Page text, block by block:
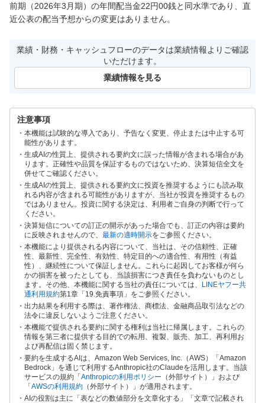
前期（2026年3月期）の年間配当金22円00銭と同水準であり、直
近公表の配当予想からの変更はありません。
業績・財務・キャッシュフローのデータは業績情報よりご確認
いただけます。
業績情報を見る
注意事項
本機能は試験的な導入であり、予告なく変更、停止または中止する可
能性があります。
生成AIの性質上、提供される要約文に誤った情報が含まれる場合があ
ります。正確性や品質を保証するものではないため、決算短信全文を
併せてご確認ください。
生成AIの性質上、提供される要約文に投資を推奨するようにも読み取
れる内容が含まれる可能性がありますが、当社が投資を推奨するもの
ではありません。投資に関する決定は、利用者ご自身の判断で行って
ください。
決算短信についての訂正の開示があった場合でも、訂正の内容は要約
に反映されませんので、 最新の適時開示をご参照ください。
本機能により提供される内容について、当社は、その信頼性、正確
性、最新性、完全性、有効性、特定目的への適合性、有用性（有益
性）、継続性について保証しません。これらに起因してお客様が何ら
かの損害を被ったとしても、当該損害につき責任を負わないものとし
ます。その他、本機能に関する当社の責任については、 LINEヤフー共
通利用規約第1章「19.免責事項」をご参照ください。
出力結果を利用する際は、著作権法、商標法、金融商品取引法などの
法令に違反しないようご注意ください。
本機能で提供される要約に関する権利は当社に帰属します。これらの
情報を第三者に提供する目的での転用、複製、販売、加工、再利用お
よび再配信は固く禁じます。
要約を生成するAIは、Amazon Web Services, Inc.（AWS）「Amazon
Bedrock」を通じて利用するAnthropic社のClaudeを活用します。当該
サービスの規約「Anthropicの利用ポリシー （外部サイト）」および
「AWSの利用規約 （外部サイト）」が適用されます。
AIの役割は主に「表などの数値部分を文章化する」「文章で記載され